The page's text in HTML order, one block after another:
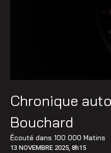
Chronique
Bouchard
Écouté dans 100 000 Matins
13 NOVEMBRE 2025, 8h15